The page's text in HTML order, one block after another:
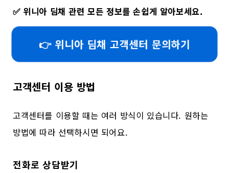
✅ 위니아 딤채 관련 모든 정보를 손쉽게 알아보세요.
👉 위니아 딤채 고객센터 문의하기
고객센터 이용 방법
고객센터를 이용할 때는 여러 방식이 있습니다. 원하는
방법에 따라 선택하시면 되어요.
전화로 상담받기